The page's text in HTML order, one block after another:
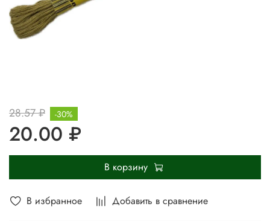
В избранное Добавить в сравнение
28.57 ₽
20.00 ₽
-30%
В корзину